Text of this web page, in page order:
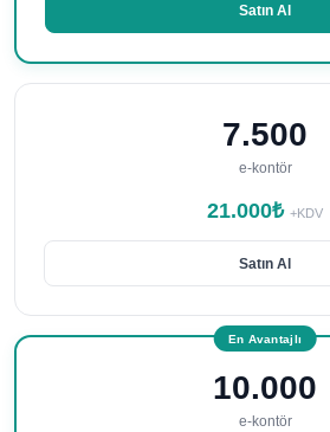
Satın Al
7.500
e-kontör
21.000₺ +KDV
Satın Al
En Avantajlı
10.000
e-kontör